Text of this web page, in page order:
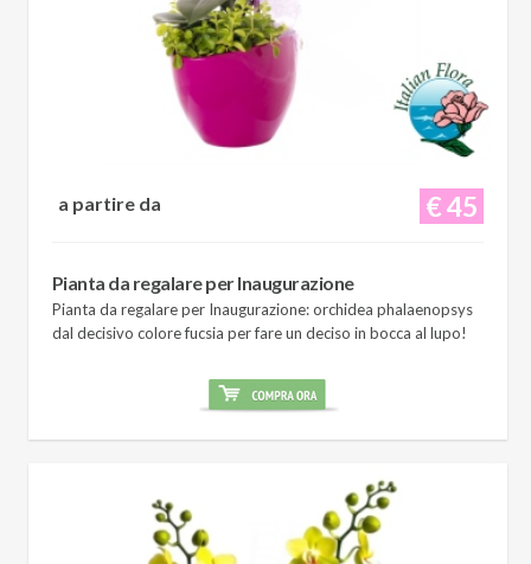
€ 45
a partire da
Pianta da regalare per Inaugurazione
Pianta da regalare per Inaugurazione: orchidea phalaenopsys
dal decisivo colore fucsia per fare un deciso in bocca al lupo!